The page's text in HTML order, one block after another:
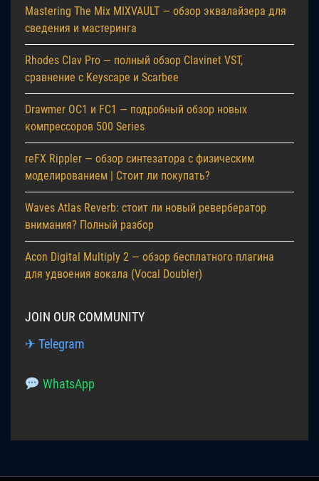
Mastering The Mix MIXVAULT — обзор эквалайзера для
сведения и мастеринга
Rhodes Clav Pro — полный обзор Clavinet VST,
сравнение с Keyscape и Scarbee
Drawmer OC1 и FC1 — подробный обзор новых
компрессоров 500 Series
reFX Rippler — обзор синтезатора с физическим
моделированием | Стоит ли покупать?
Waves Atlas Reverb: стоит ли новый ревербератор
внимания? Полный разбор
Acon Digital Multiply 2 — обзор бесплатного плагина
для удвоения вокала (Vocal Doubler)
JOIN OUR COMMUNITY
✈ Telegram
WhatsApp